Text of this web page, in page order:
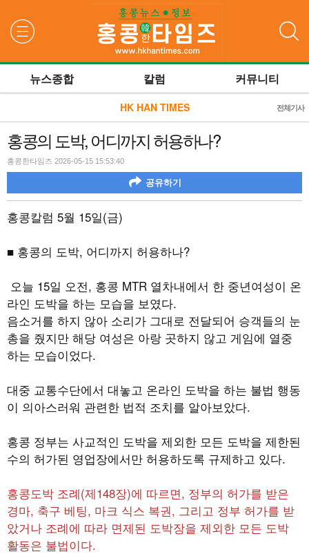
뉴스종합 칼럼 커뮤니티
HK HAN TIMES 전체기사
홍콩의 도박, 어디까지 허용하나?
홍콩한타임즈 2026-05-15 15:53:40
공유하기
홍콩칼럼 5월 15일(금)
■ 홍콩의 도박, 어디까지 허용하나?
오늘 15일 오전, 홍콩 MTR 열차내에서 한 중년여성이 온
라인 도박을 하는 모습을 보였다.
음소거를 하지 않아 소리가 그대로 전달되어 승객들의 눈
총을 줬지만 해당 여성은 아랑 곳하지 않고 게임에 열중
하는 모습이었다.
대중 교통수단에서 대놓고 온라인 도박을 하는 불법 행동
이 의아스러워 관련한 법적 조치를 알아보았다.
홍콩 정부는 사교적인 도박을 제외한 모든 도박을 제한된
수의 허가된 영업장에서만 허용하도록 규제하고 있다.
홍콩도박 조례(제148장)에 따르면, 정부의 허가를 받은
경마, 축구 베팅, 마크 식스 복권, 그리고 정부 허가를 받
았거나 조례에 따라 면제된 도박장을 제외한 모든 도박
활동은 불법이다.